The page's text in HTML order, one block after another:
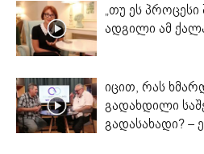
„თუ ეს პროცესი
ადგილი ამ
იცით, რას
გადახდილი
გადასახადი? –